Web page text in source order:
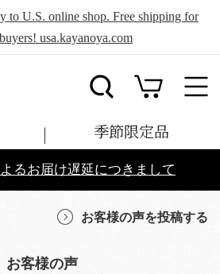
to U.S. online shop. Free shipping for
usa.kayanoya.com
季節限定品
るお届け遅延につきまして
お客様の声を投稿する
お客様の声